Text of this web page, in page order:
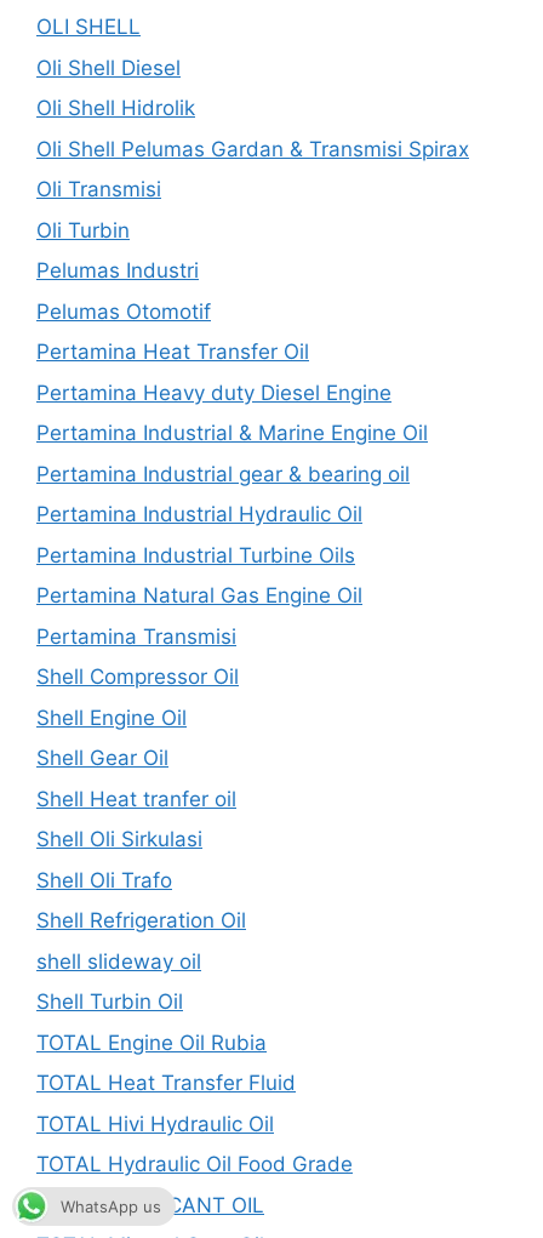
OLI SHELL
Oli Shell Diesel
Oli Shell Hidrolik
Oli Shell Pelumas Gardan & Transmisi Spirax
Oli Transmisi
Oli Turbin
Pelumas Industri
Pelumas Otomotif
Pertamina Heat Transfer Oil
Pertamina Heavy duty Diesel Engine
Pertamina Industrial & Marine Engine Oil
Pertamina Industrial gear & bearing oil
Pertamina Industrial Hydraulic Oil
Pertamina Industrial Turbine Oils
Pertamina Natural Gas Engine Oil
Pertamina Transmisi
Shell Compressor Oil
Shell Engine Oil
Shell Gear Oil
Shell Heat tranfer oil
Shell Oli Sirkulasi
Shell Oli Trafo
Shell Refrigeration Oil
shell slideway oil
Shell Turbin Oil
TOTAL Engine Oil Rubia
TOTAL Heat Transfer Fluid
TOTAL Hivi Hydraulic Oil
TOTAL Hydraulic Oil Food Grade
TOTAL LUBRICANT OIL
WhatsApp us